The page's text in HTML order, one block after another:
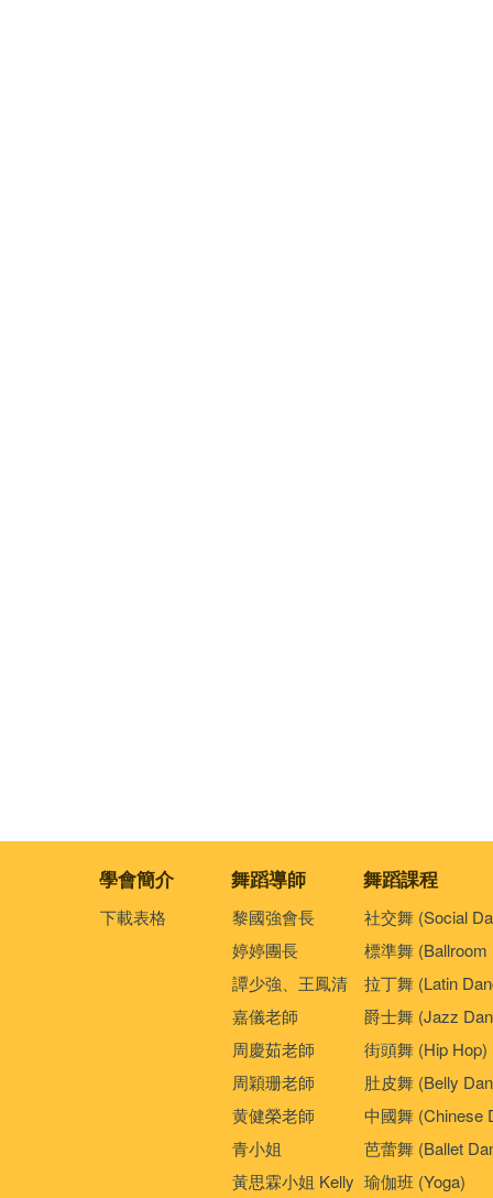
學會簡介 舞蹈導師 舞蹈課程
下載表格
黎國強會長
婷婷團長
譚少強、王鳳清
嘉儀老師
周慶茹老師
周穎珊老師
黄健榮老師
青小姐
黃思霖小姐 Kelly
社交舞 (Social
標準舞 (Ballroom
拉丁舞 (Latin
爵士舞 (Jazz
街頭舞 (Hip Hop)
肚皮舞 (Belly
中國舞 (Chinese
芭蕾舞 (Ballet
瑜伽班 (Yoga)